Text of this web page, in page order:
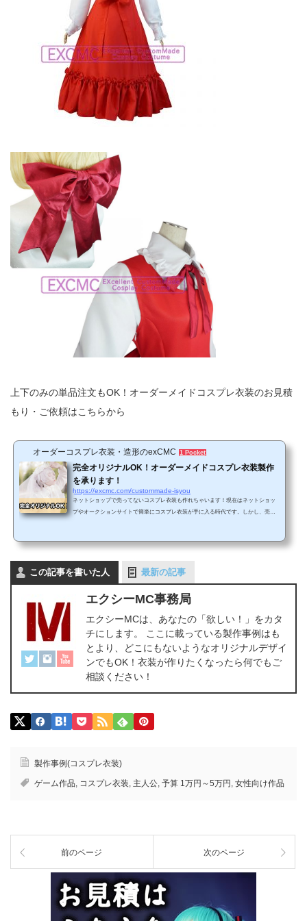
上下のみの単品注文もOK！オーダーメイドコスプレ衣装のお見積
もり・ご依頼はこちらから
オーダーコスプレ衣装・造形のexCMC 1 Pocket
完全オリジナルOK！オーダーメイドコスプレ衣装製作
を承ります！
https://excmc.com/custommade-isyou
ネットショップで売ってないコスプレ衣装も作れちゃいます！現在はネットショッ
プやオークションサイトで簡単にコスプレ衣装が手に入る時代です。しかし、売ら
いうケースが少なくありません。また、スマホアプリのゲーム(ソシャゲ)のキャラだ
という方も多いものです。…そんなお悩みをお持ちのコス...
この記事を書いた人 最新の記事
エクシーMC事務局
エクシーMCは、あなたの「欲しい！」をカタ
チにします。 ここに載っている製作事例はも
とより、どこにもないようなオリジナルデザイ
ンでもOK！衣装が作りたくなったら何でもご
相談ください！
製作事例(コスプレ衣装)
ゲーム作品, コスプレ衣装, 主人公, 予算 1万円～5万円 , 女性向け作品
前のページ 次のページ